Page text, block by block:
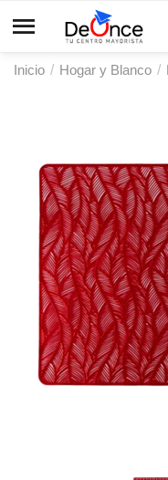
Inicio / Hogar y Blanco /